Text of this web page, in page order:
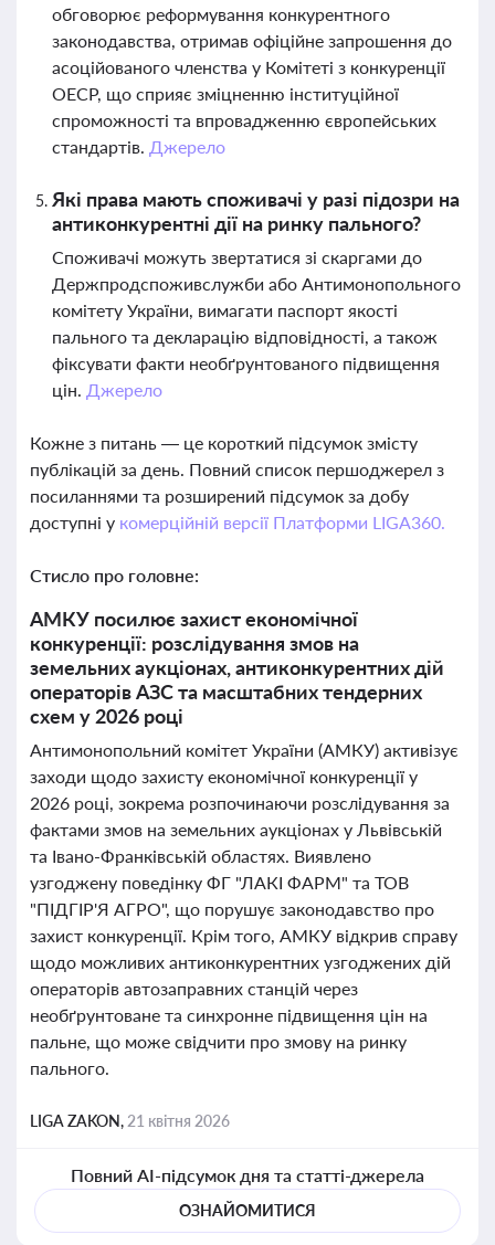
обговорює реформування конкурентного
законодавства, отримав офіційне запрошення до
асоційованого членства у Комітеті з конкуренції
ОЕСР, що сприяє зміцненню інституційної
спроможності та впровадженню європейських
стандартів. Джерело
Які права мають споживачі у разі підозри на
антиконкурентні дії на ринку пального?
Споживачі можуть звертатися зі скаргами до
Держпродспоживслужби або Антимонопольного
комітету України, вимагати паспорт якості
пального та декларацію відповідності, а також
фіксувати факти необґрунтованого підвищення
цін. Джерело
Кожне з питань — це короткий підсумок змісту
публікацій за день. Повний список першоджерел з
посиланнями та розширений підсумок за добу
доступні у комерційній версії Платформи LIGA360.
Стисло про головне:
АМКУ посилює захист економічної
конкуренції: розслідування змов на
земельних аукціонах, антиконкурентних дій
операторів АЗС та масштабних тендерних
схем у 2026 році
Антимонопольний комітет України (АМКУ) активізує
заходи щодо захисту економічної конкуренції у
2026 році, зокрема розпочинаючи розслідування за
фактами змов на земельних аукціонах у Львівській
та Івано-Франківській областях. Виявлено
узгоджену поведінку ФГ "ЛАКІ ФАРМ" та ТОВ
"ПІДГІР'Я АГРО", що порушує законодавство про
захист конкуренції. Крім того, АМКУ відкрив справу
щодо можливих антиконкурентних узгоджених дій
операторів автозаправних станцій через
необґрунтоване та синхронне підвищення цін на
пальне, що може свідчити про змову на ринку
пального.
LIGA ZAKON, 21 квітня 2026
Повний AI-підсумок дня та статті-джерела
ОЗНАЙОМИТИСЯ